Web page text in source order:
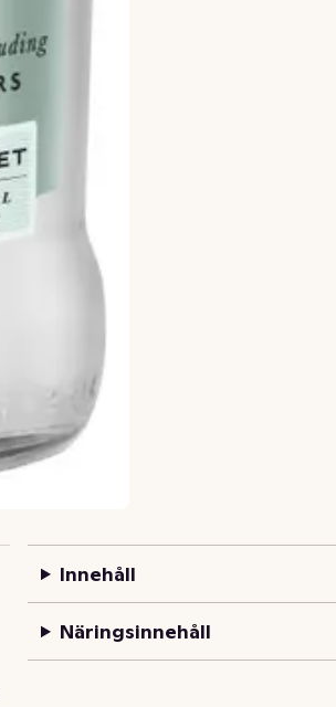
Innehåll
Näringsinnehåll